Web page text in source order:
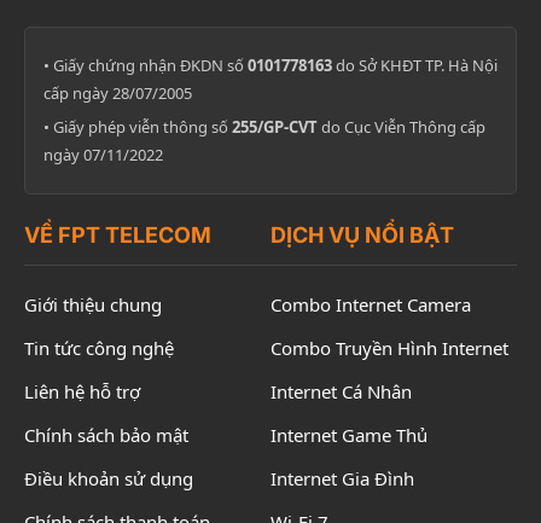
• Giấy chứng nhận ĐKDN số 0101778163do Sở KHĐT TP. Hà Nội
cấp ngày 28/07/2005
• Giấy phép viễn thông số 255/GP-CVTdo Cục Viễn Thông cấp
ngày 07/11/2022
VỀ FPT TELECOM
Giới thiệu chung
Tin tức công nghệ
Liên hệ hỗ trợ
Chính sách bảo mật
Điều khoản sử dụng
DỊCH VỤ NỔI BẬT
Combo Internet Camera
Combo Truyền Hình Internet
Internet Cá Nhân
Internet Game Thủ
Internet Gia Đình